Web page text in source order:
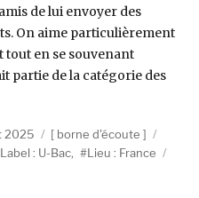
de lui envoyer des
On aime particulièrement
tout en se souvenant
partie de la catégorie des
Des roulades dans les
2025 Catégories
borne d'écoute
Label : U-Bac
Lieu : France